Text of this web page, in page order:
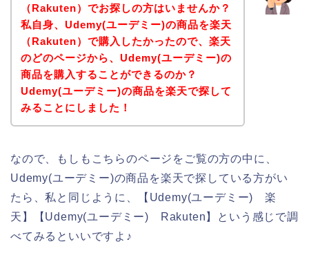
（Rakuten）でお探しの方はいませんか？
私自身、Udemy(ユーデミー)の商品を楽天
（Rakuten）で購入したかったので、楽天
のどのページから、Udemy(ユーデミー)の
商品を購入することができるのか？
Udemy(ユーデミー)の商品を楽天で探して
みることにしました！
なので、もしもこちらのページをご覧の方の中に、
Udemy(ユーデミー)の商品を楽天で探している方がい
たら、私と同じように、【Udemy(ユーデミー) 楽
天】【Udemy(ユーデミー) Rakuten】という感じで調
べてみるといいですよ♪